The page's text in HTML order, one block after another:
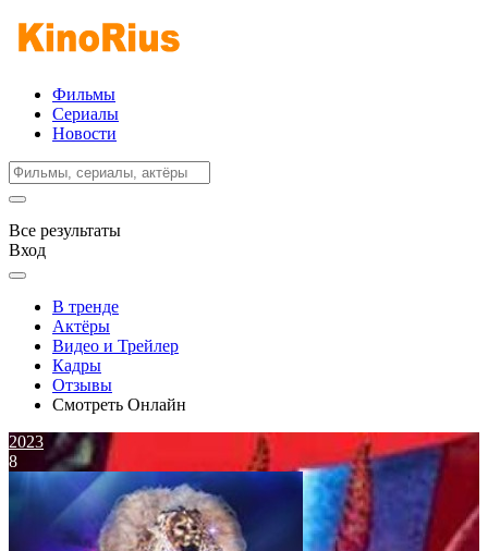
Фильмы
Сериалы
Новости
Все результаты
Вход
В тренде
Актёры
Видео и Трейлер
Кадры
Отзывы
Смотреть Онлайн
2023
8